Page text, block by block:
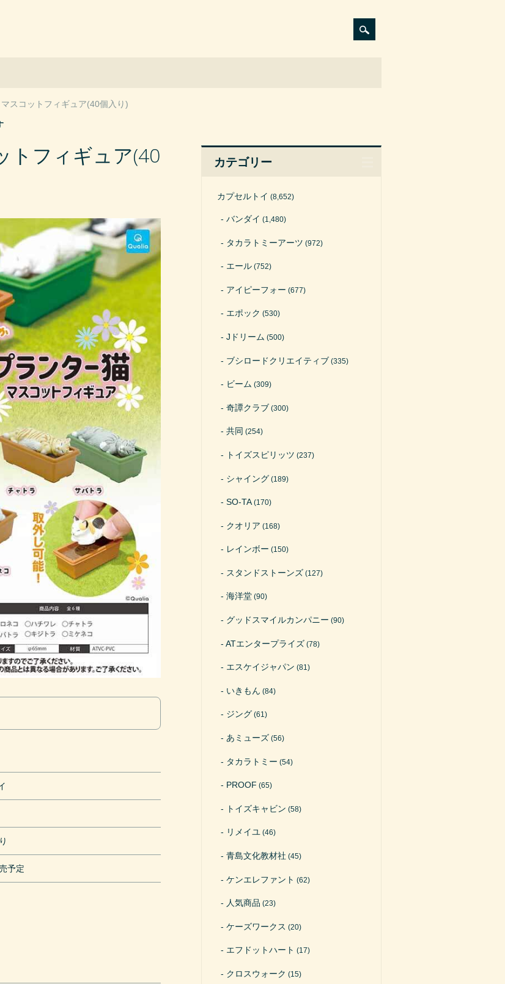
スコットフィギュア(40個入り)
トフィギュア(40
予定
カテゴリー
カプセルトイ (8,652)
バンダイ (1,480)
タカラトミーアーツ (972)
エール (752)
アイピーフォー (677)
エポック (530)
Jドリーム (500)
ブシロードクリエイティブ (335)
ビーム (309)
奇譚クラブ (300)
共同 (254)
トイズスピリッツ (237)
シャイング (189)
SO-TA(170)
クオリア (168)
レインボー (150)
スタンドストーンズ (127)
海洋堂 (90)
グッドスマイルカンパニー (90)
ATエンタープライズ (78)
エスケイジャパン (81)
いきもん (84)
ジング (61)
あミューズ (56)
タカラトミー (54)
PROOF (65)
トイズキャビン (58)
リメイユ (46)
青島文化教材社 (45)
ケンエレファント (62)
人気商品 (23)
ケーズワークス (20)
エフドットハート (17)
クロスウォーク (15)